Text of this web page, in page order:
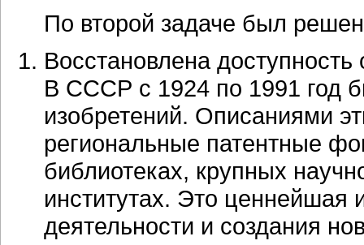
По второй задаче был
Восстановлена доступность
В СССР с 1924 по 1991 год
изобретений. Описаниями
региональные патентные
библиотеках, крупных
институтах. Это
деятельности и создания